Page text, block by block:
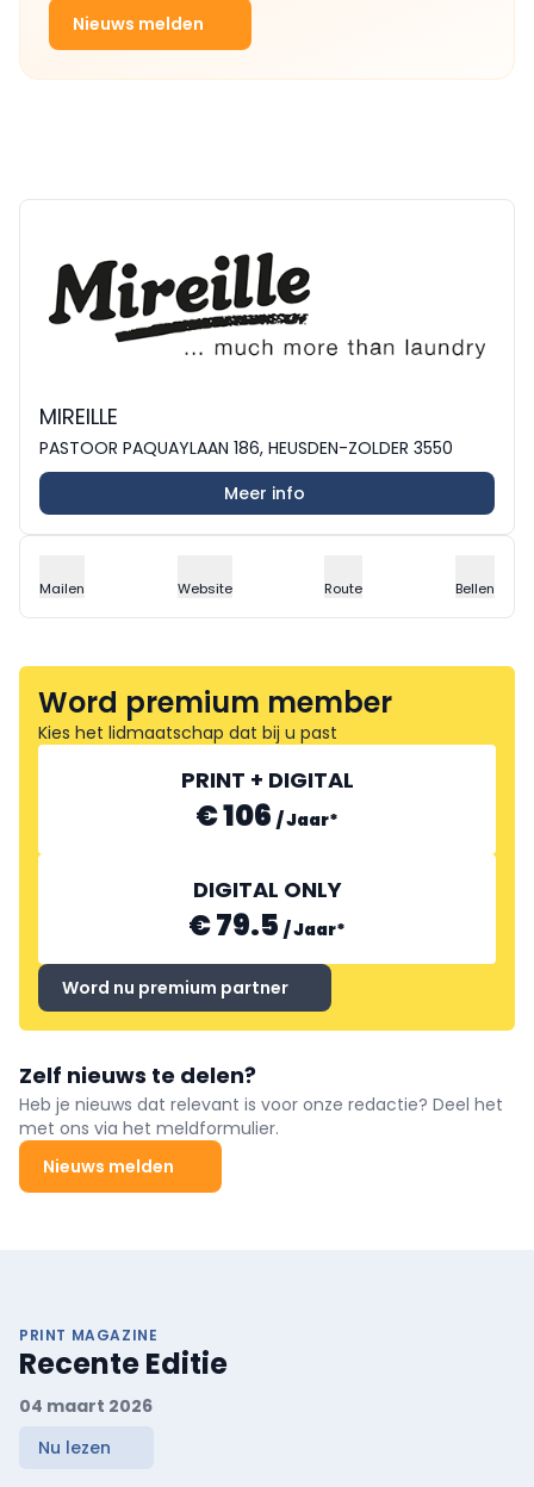
Nieuws melden
MIREILLE
PASTOOR PAQUAYLAAN 186, HEUSDEN-ZOLDER 3550
Meer info
Mailen Website Route Bellen
Word premium member
Kies het lidmaatschap dat bij u past
PRINT + DIGITAL
€ 106 /Jaar*
DIGITAL ONLY
€ 79.5 /Jaar*
Word nu premium partner
Zelf nieuws te delen?
Heb je nieuws dat relevant is voor onze redactie? Deel het
met ons via het meldformulier.
Nieuws melden
PRINT MAGAZINE
Recente Editie
04 maart 2026
Nu lezen